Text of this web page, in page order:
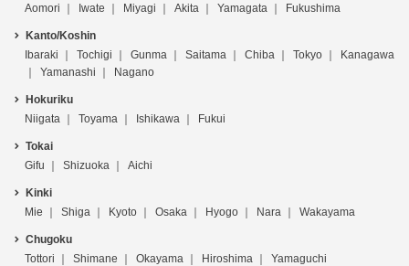
Aomori
Iwate Miyagi Akita Yamagata Fukushima
Kanto/Koshin
Ibaraki
Tochigi Gunma Saitama Chiba Tokyo
Kanagawa
Yamanashi
Nagano
Hokuriku
Niigata
Toyama Ishikawa Fukui
Tokai
Gifu
Shizuoka Aichi
Kinki
Mie
Shiga Kyoto Osaka Hyogo Nara Wakayama
Chugoku
Tottori
Shimane Okayama Hiroshima Yamaguchi